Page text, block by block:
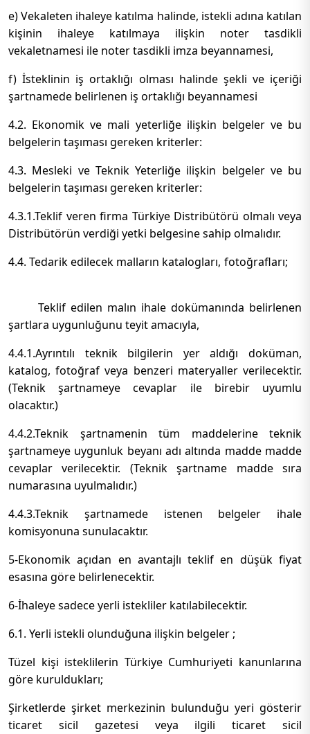
e) Vekaleten ihaleye katılma halinde, istekli adına katılan
kişinin ihaleye katılmaya ilişkin noter tasdikli
vekaletnamesi ile noter tasdikli imza beyannamesi,
f) İsteklinin iş ortaklığı olması halinde şekli ve içeriği
şartnamede belirlenen iş ortaklığı beyannamesi
4.2. Ekonomik ve mali yeterliğe ilişkin belgeler ve bu
belgelerin taşıması gereken kriterler:
4.3. Mesleki ve Teknik Yeterliğe ilişkin belgeler ve bu
belgelerin taşıması gereken kriterler:
4.3.1.Teklif veren firma Türkiye Distribütörü olmalı veya
Distribütörün verdiği yetki belgesine sahip olmalıdır.
4.4. Tedarik edilecek malların katalogları, fotoğrafları;
Teklif edilen malın ihale dokümanında belirlenen
şartlara uygunluğunu teyit amacıyla,
4.4.1.Ayrıntılı teknik bilgilerin yer aldığı doküman,
katalog, fotoğraf veya benzeri materyaller verilecektir.
(Teknik şartnameye cevaplar ile birebir uyumlu
olacaktır.)
4.4.2.Teknik şartnamenin tüm maddelerine teknik
şartnameye uygunluk beyanı adı altında madde madde
cevaplar verilecektir. (Teknik şartname madde sıra
numarasına uyulmalıdır.)
4.4.3.Teknik şartnamede istenen belgeler ihale
komisyonuna sunulacaktır.
5-Ekonomik açıdan en avantajlı teklif en düşük fiyat
esasına göre belirlenecektir.
6-İhaleye sadece yerli istekliler katılabilecektir.
6.1. Yerli istekli olunduğuna ilişkin belgeler ;
Tüzel kişi isteklilerin Türkiye Cumhuriyeti kanunlarına
göre kuruldukları;
Şirketlerde şirket merkezinin bulunduğu yeri gösterir
ticaret sicil gazetesi veya ilgili ticaret sicil